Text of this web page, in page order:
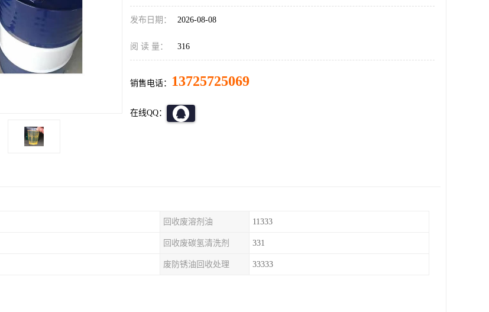
发布日期： 2026-08-08
阅 读 量： 316
销售电话： 13725725069
在线QQ：
回收废溶剂油 11333
回收废碳氢清洗剂 331
废防锈油回收处理 33333